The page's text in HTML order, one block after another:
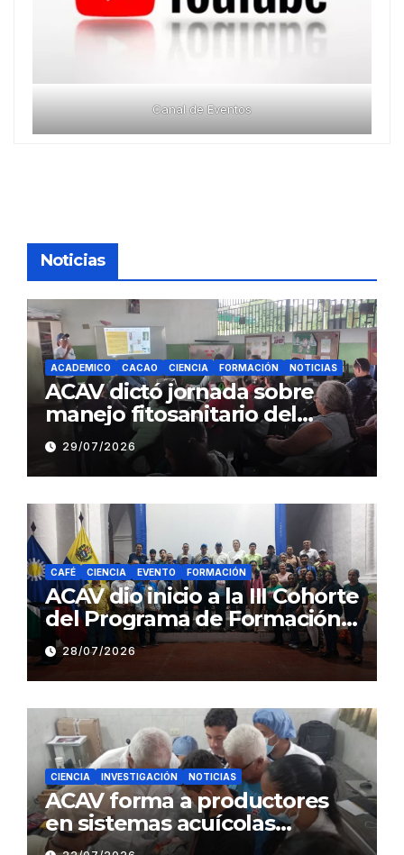
Canal de Eventos
Noticias
ACADEMICO CACAO CIENCIA FORMACIÓN NOTICIAS
ACAV dictó jornada sobre
manejo fitosanitario del
cacao a productores del
estado Barinas
29/07/2026
CAFÉ CIENCIA EVENTO FORMACIÓN
ACAV dio inicio a la III Cohorte
del Programa de Formación
en Producción y Manejo de
Sistemas Sustentables de
Café
28/07/2026
CIENCIA INVESTIGACIÓN NOTICIAS
ACAV forma a productores
en sistemas acuícolas
sustentables en Barinas